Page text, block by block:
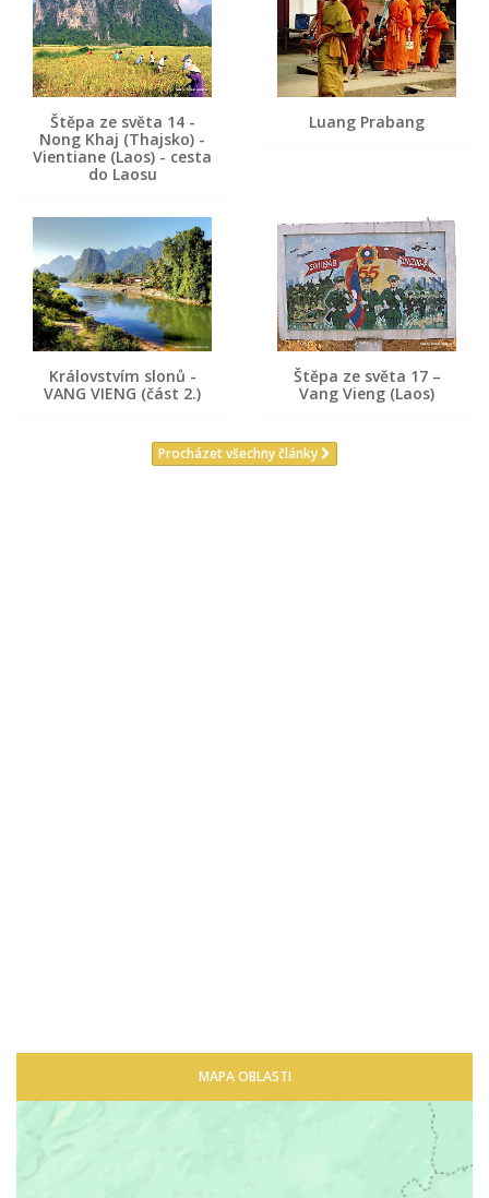
Štěpa ze světa 14 -
Nong Khaj (Thajsko) -
Vientiane (Laos) - cesta
do Laosu
Luang Prabang
Královstvím slonů -
VANG VIENG (část 2.)
Štěpa ze světa 17 –
Vang Vieng (Laos)
Procházet všechny články
MAPA OBLASTI